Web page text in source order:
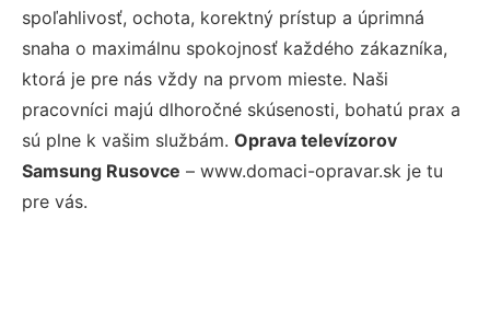
spoľahlivosť, ochota, korektný prístup a úprimná
snaha o maximálnu spokojnosť každého zákazníka,
ktorá je pre nás vždy na prvom mieste. Naši
pracovníci majú dlhoročné skúsenosti, bohatú prax a
sú plne k vašim službám. Oprava televízorov
Samsung Rusovce – www.domaci-opravar.sk je tu
pre vás.